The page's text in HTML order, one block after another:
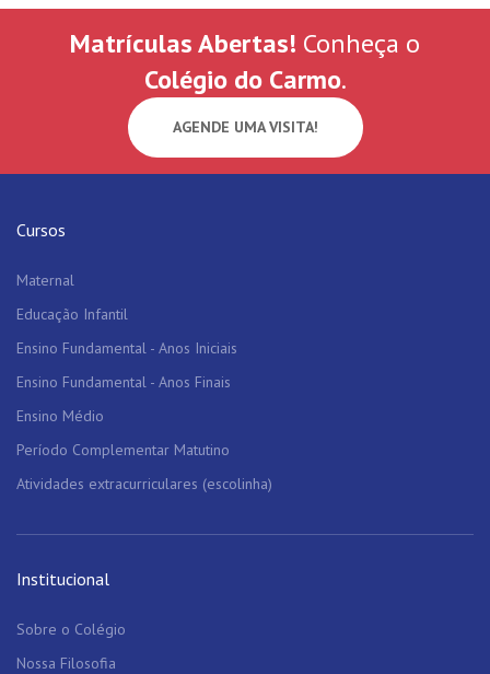
Matrículas Abertas! Conheça o
Colégio do Carmo.
AGENDE UMA VISITA!
Cursos
Maternal
Educação Infantil
Ensino Fundamental - Anos Iniciais
Ensino Fundamental - Anos Finais
Ensino Médio
Período Complementar Matutino
Atividades extracurriculares (escolinha)
Institucional
Sobre o Colégio
Nossa Filosofia